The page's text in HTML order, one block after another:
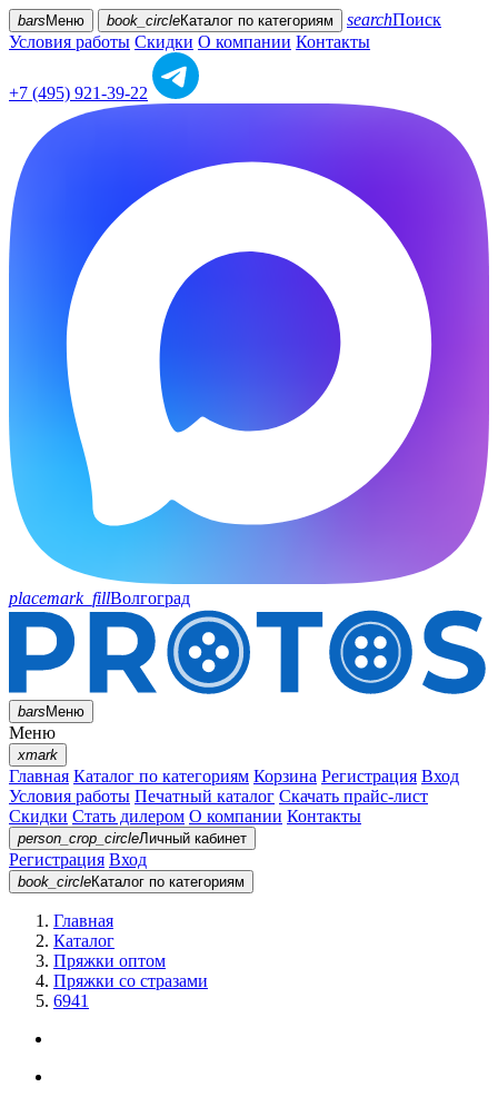
bars Меню book_circleКаталог по категориям searchПоиск
Условия работы Скидки О компании Контакты
+7 (495) 921-39-22
placemark_fillВолгоград
barsМеню
Меню
xmark
Главная Каталог по категориям Корзина Регистрация Вход
Условия работы Печатный каталог Скачать прайс-лист
Скидки Стать дилером О компании Контакты
person_crop_circleЛичный кабинет
Регистрация Вход
book_circleКаталог по категориям
Главная
Каталог
Пряжки оптом
Пряжки со стразами
6941